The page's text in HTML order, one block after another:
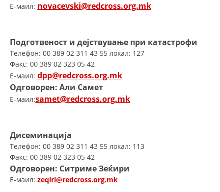
ЕДУКАТИВНО ИНФОРМАТИВНИ МАТЕРИЈАЛИ
ПОСТЕРИ
E-маил: novacevski@redcross.org.mk
Подготвеност и дејствување при катастрофи
Телефон: 00 389 02 311 43 55 локал: 127
Факс: 00 389 02 323 05 42
E-маил: dpp@redcross.org.mk
Одговорен: Али Самет
E-маил:samet@redcross.org.mk
Дисеминација
Телефон: 00 389 02 311 43 55 локал: 113
Факс: 00 389 02 323 05 42
Одговорен: Ситриме Зеќири
E-маил: zeqiri@redcross.org.mk